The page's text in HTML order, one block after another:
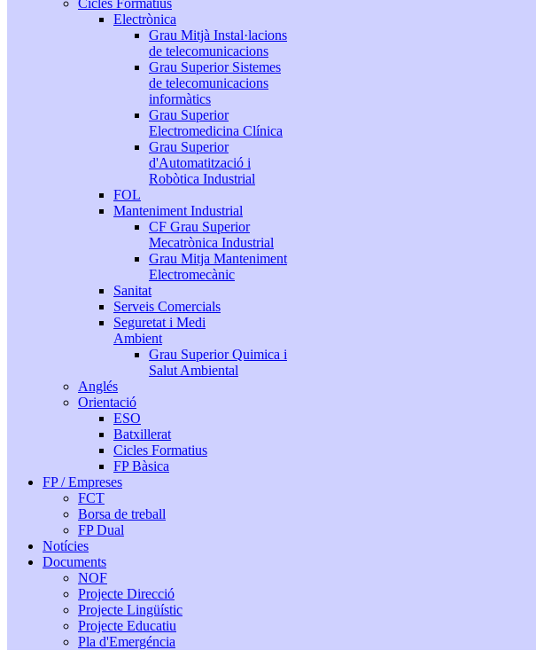
Cicles Formatius
Electrònica
Grau Mitjà Instal·lacions
de telecomunicacions
Grau Superior Sistemes
de telecomunicacions
informàtics
Grau Superior
Electromedicina Clínica
Grau Superior
d'Automatització i
Robòtica Industrial
FOL
Manteniment Industrial
CF Grau Superior
Mecatrònica Industrial
Grau Mitja Manteniment
Electromecànic
Sanitat
Serveis Comercials
Seguretat i Medi
Ambient
Grau Superior Quimica i
Salut Ambiental
Anglés
Orientació
ESO
Batxillerat
Cicles Formatius
FP Bàsica
FP / Empreses
FCT
Borsa de treball
FP Dual
Notícies
Documents
NOF
Projecte Direcció
Projecte Lingüístic
Projecte Educatiu
Pla d'Emergéncia